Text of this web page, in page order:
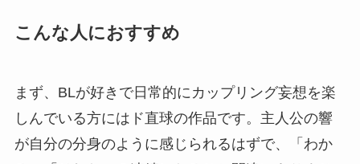
こんな人におすすめ
まず、BLが好きで日常的にカップリング妄想を楽
しんでいる方にはド直球の作品です。主人公の響
が自分の分身のように感じられるはずで、「わか